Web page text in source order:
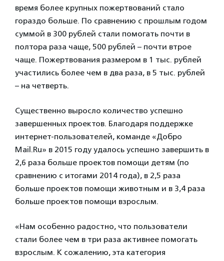
время более крупных пожертвований стало
гораздо больше. По сравнению с прошлым годом
суммой в 300 рублей стали помогать почти в
полтора раза чаще, 500 рублей – почти втрое
чаще. Пожертвования размером в 1 тыс. рублей
участились более чем в два раза, в 5 тыс. рублей
– на четверть.
Существенно выросло количество успешно
завершенных проектов. Благодаря поддержке
интернет-пользователей, команде «Добро
Mail.Ru» в 2015 году удалось успешно завершить в
2,6 раза больше проектов помощи детям (по
сравнению с итогами 2014 года), в 2,5 раза
больше проектов помощи животным и в 3,4 раза
больше проектов помощи взрослым.
«Нам особенно радостно, что пользователи
стали более чем в три раза активнее помогать
взрослым. К сожалению, эта категория